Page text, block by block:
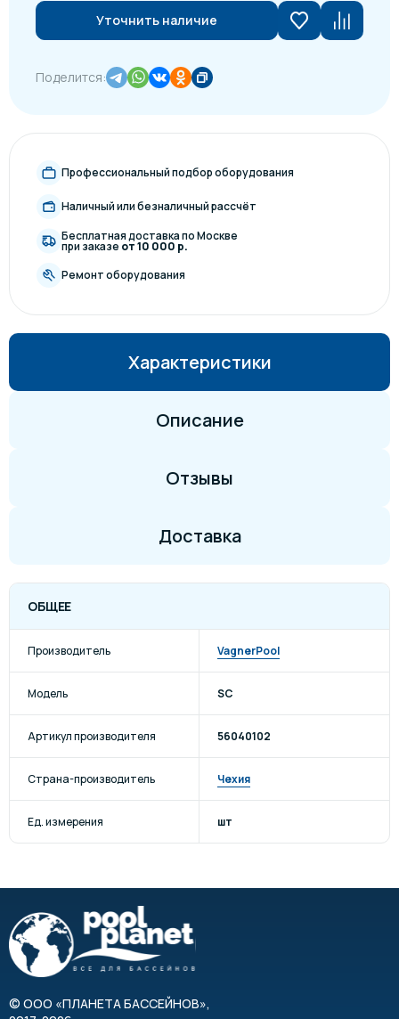
Уточнить наличие
Поделится:
Профессиональный подбор оборудования
Наличный или безналичный рассчёт
Бесплатная доставка по Москве
при заказе от 10 000 р.
Ремонт оборудования
Характеристики
Описание
Отзывы
Доставка
ОБЩЕЕ
Производитель VagnerPool
Модель SC
Артикул производителя 56040102
Страна-производитель Чехия
Ед. измерения шт
© ООО «ПЛАНЕТА БАССЕЙНОВ»,